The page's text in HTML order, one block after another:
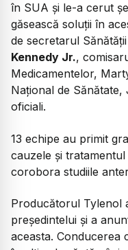
în SUA și le-a cerut
găsească soluții în
de secretarul
Kennedy Jr.,
Medicamentelor,
Național de
oficiali.
13 echipe au primit
cauzele și
corobora studiile
Producătorul Tylenol
președintelui și a
aceasta. Conducerea